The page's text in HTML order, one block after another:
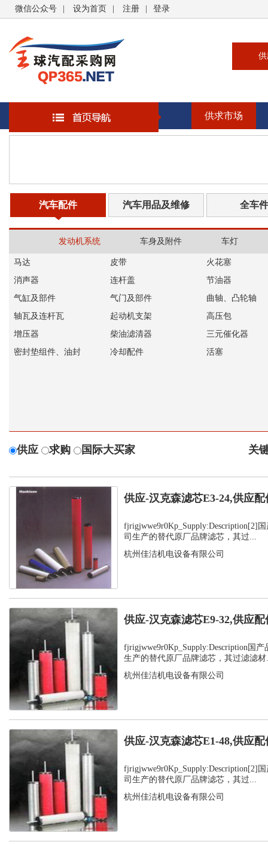
微信公众号 设为首页 注册 登录
供求市场
汽车配件 汽车用品及维修 全车件
发动机系统 车身及附件 车灯
马达 皮带
火花塞
消声器
连杆盖
节油器
气缸及部件
气门及部件
曲轴、凸轮轴
轴瓦及连杆瓦
起动机支架
高压包
增压器
柴油滤清器
三元催化器
密封垫组件、油封
冷却配件 活塞
供应 求购 国际大买家 关
供应-汉克森滤芯E3-24,供应配
fjrigjwwe9r0Kp_Supply:Description[2]
司生产的替代原厂品牌滤芯，其过...
杭州佳洁机电设备有限公司
供应-汉克森滤芯E9-32,供应配
fjrigjwwe9r0Kp_Supply:Description国
生产的替代原厂品牌滤芯，其过滤滤材
杭州佳洁机电设备有限公司
供应-汉克森滤芯E1-48,供应配
fjrigjwwe9r0Kp_Supply:Description[2]
司生产的替代原厂品牌滤芯，其过...
杭州佳洁机电设备有限公司